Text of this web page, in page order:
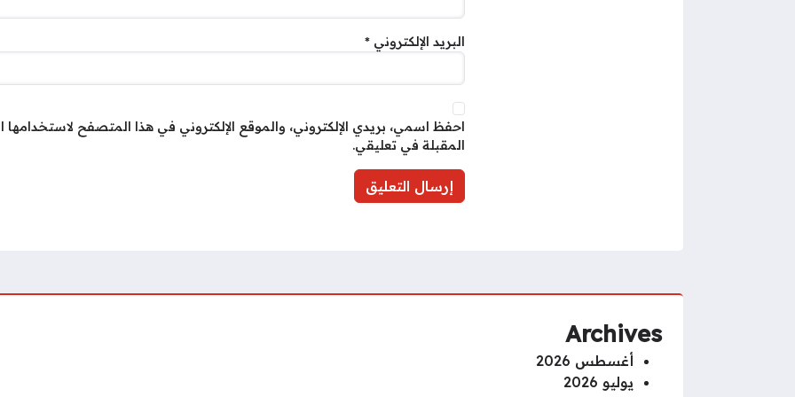
البريد الإلكتروني *
احفظ اسمي، بريدي الإلكتروني، والموقع الإلكتروني في هذا المتصفح لاستخدامها
المقبلة في تعليقي.
Archives
أغسطس 2026
يوليو 2026